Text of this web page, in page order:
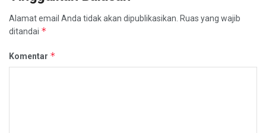
Alamat email Anda tidak akan dipublikasikan. Ruas yang wajib
ditandai *
Komentar *